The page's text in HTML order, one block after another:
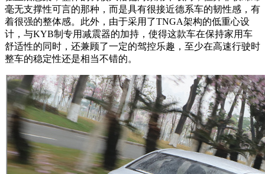
毫无支撑性可言的那种，而是具有很接近德系车的韧性感，有
着很强的整体感。此外，由于采用了TNGA架构的低重心设
计，与KYB制专用减震器的加持，使得这款车在保持家用车
舒适性的同时，还兼顾了一定的驾控乐趣，至少在高速行驶时
整车的稳定性还是相当不错的。